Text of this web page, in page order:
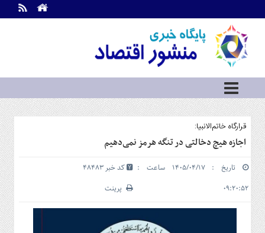
اطلاعات
تماس
ما
درباره
ما
سرویس
ها
خانه
سرمایه
و
بورس
و
قرارگاه خاتم‌الانبیا:
اجازه هیچ دخالتی در تنگه هرمز نمی‌دهیم
تاریخ : ۱۴۰۵/۰۴/۱۷ ساعت :
۰۹:۲۰:۵۲
کد خبر 48483
پرینت